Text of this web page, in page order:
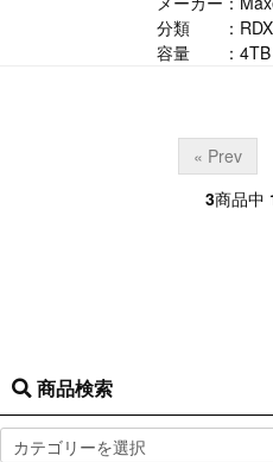
分類 ：RDX
容量 ：4TB
« Prev
3商品中
商品検索